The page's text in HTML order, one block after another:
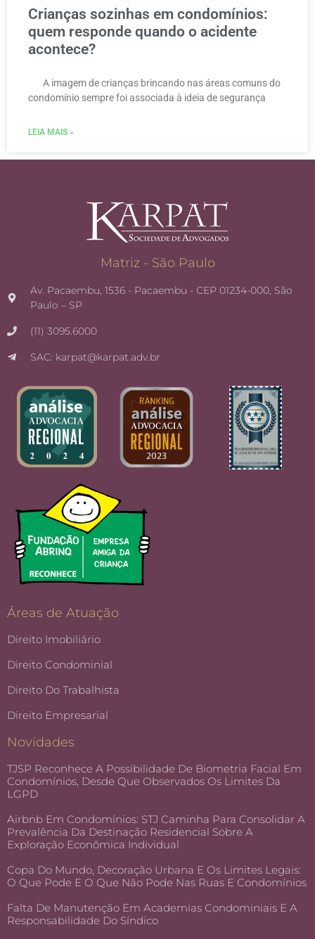
Crianças sozinhas em condomínios:
quem responde quando o acidente
acontece?
A imagem de crianças brincando nas áreas comuns do
condomínio sempre foi associada à ideia de segurança
LEIA MAIS »
Matriz - São Paulo
Av. Pacaembu, 1536 - Pacaembu - CEP 01234-000, São
Paulo – SP
(11) 3095.6000
SAC: karpat@karpat.adv.br
Áreas de Atuação
Direito Imobiliário
Direito Condominial
Direito Do Trabalhista
Direito Empresarial
Novidades
TJSP Reconhece A Possibilidade De Biometria Facial Em
Condomínios, Desde Que Observados Os Limites Da
LGPD
Airbnb Em Condomínios: STJ Caminha Para Consolidar A
Prevalência Da Destinação Residencial Sobre A
Exploração Econômica Individual
Copa Do Mundo, Decoração Urbana E Os Limites Legais:
O Que Pode E O Que Não Pode Nas Ruas E Condomínios
Falta De Manutenção Em Academias Condominiais E A
Responsabilidade Do Síndico